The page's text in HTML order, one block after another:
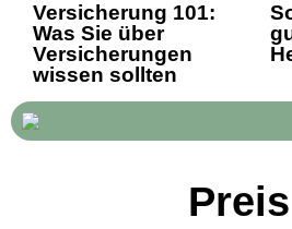
Versicherung 101:
Was Sie über
Versicherungen
wissen sollten